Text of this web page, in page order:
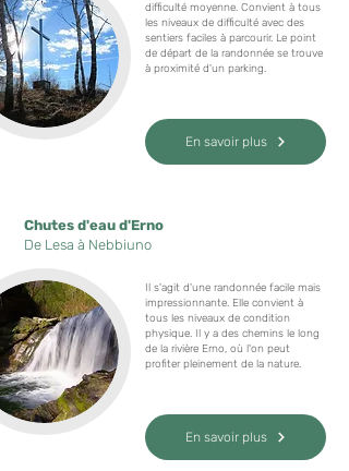
difficulté moyenne. Convient à tous
les niveaux de difficulté avec des
sentiers faciles à parcourir. Le point
de départ de la randonnée se trouve
à proximité d'un parking.
En savoir plus
Chutes d'eau d'Erno
De Lesa à Nebbiuno
Il s'agit d'une randonnée facile mais
impressionnante. Elle convient à
tous les niveaux de condition
physique. Il y a des chemins le long
de la rivière Erno, où l'on peut
profiter pleinement de la nature.
En savoir plus